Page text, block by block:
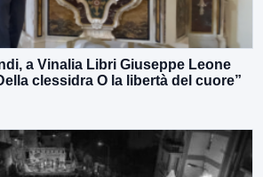
a Vinalia Libri Giuseppe Leone
clessidra O la libertà del cuore”